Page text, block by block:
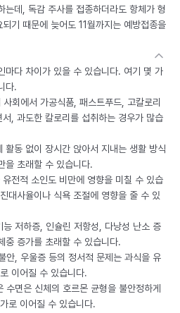
는데, 독감 주사를 접종하더라도 항체가 형
기 때문에 늦어도 11월까지는 예방접종을
마다 차이가 있을 수 있습니다. 여기 몇 가
다.
회에서 가공식품, 패스트푸드, 고칼로리
, 과도한 칼로리를 섭취하는 경우가 많습
동 없이 장시간 앉아서 지내는 생활 방식
을 초래할 수 있습니다.
전적 소인도 비만에 영향을 미칠 수 있습
대사율이나 식욕 조절에 영향을 줄 수 있
저하증, 인슐린 저항성, 다낭성 난소 증
중 증가를 초래할 수 있습니다.
안, 우울증 등의 정서적 문제는 과식을 유
이어질 수 있습니다.
면은 신체의 호르몬 균형을 불안정하게
로 이어질 수 있습니다.